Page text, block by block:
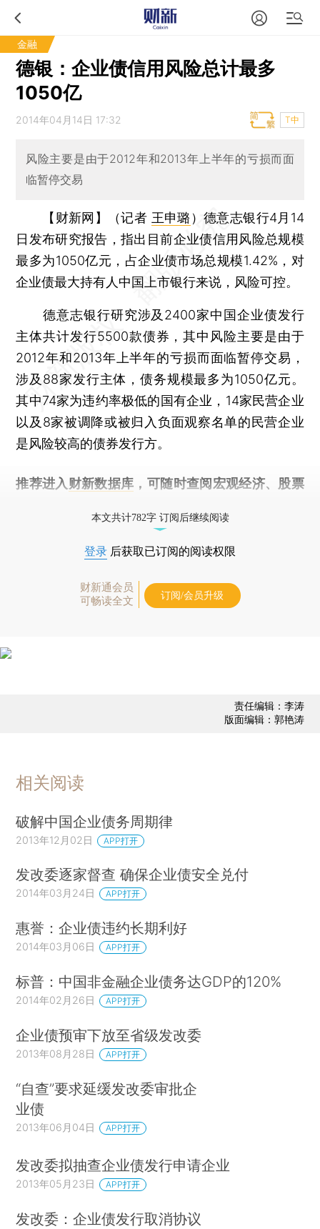
金融
德银：企业债信用风险总计最多
1050亿
2014年04月14日 17:32 T中
风险主要是由于2012年和2013年上半年的亏损而面
临暂停交易
【财新网】（记者 王申璐 ）德意志银行4月14
日发布研究报告，指出目前企业债信用风险总规模
最多为1050亿元，占企业债市场总规模1.42%，对
企业债最大持有人中国上市银行来说，风险可控。
德意志银行研究涉及2400家中国企业债发行
主体共计发行5500款债券，其中风险主要是由于
2012年和2013年上半年的亏损而面临暂停交易，
涉及88家发行主体，债务规模最多为1050亿元。
其中74家为违约率极低的国有企业，14家民营企业
以及8家被调降或被归入负面观察名单的民营企业
是风险较高的债券发行方。
推荐进入 财新数据库 ，可随时查阅宏观经济、股票
本文共计782字 订阅后继续阅读
登录 后获取已订阅的阅读权限
财新通会员
可畅读全文
订阅/会员升级
责任编辑：李涛
版面编辑：郭艳涛
相关阅读
破解中国企业债务周期律
2013年12月02日 APP打开
发改委逐家督查 确保企业债安全兑付
2014年03月24日 APP打开
惠誉：企业债违约长期利好
2014年03月06日 APP打开
标普：中国非金融企业债务达GDP的120%
2014年02月26日 APP打开
企业债预审下放至省级发改委
2013年08月28日 APP打开
“自查”要求延缓发改委审批企
业债
2013年06月04日 APP打开
发改委拟抽查企业债发行申请企业
2013年05月23日 APP打开
发改委：企业债发行取消协议